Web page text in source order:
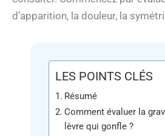
d’apparition, la douleur, la
LES POINTS CLÉS
Résumé
Comment évaluer la
lèvre qui gonfle ?